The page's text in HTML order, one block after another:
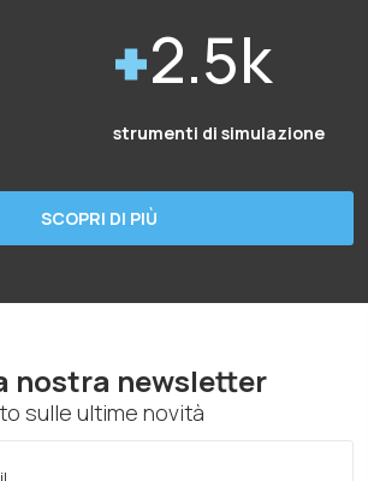
2.5k
strumenti di simulazione
SCOPRI DI PIÙ
nostra newsletter
sulle ultime novità